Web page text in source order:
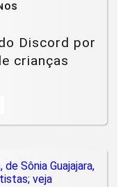
Discord por
crianças